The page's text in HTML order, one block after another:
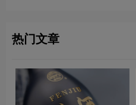
热门文章